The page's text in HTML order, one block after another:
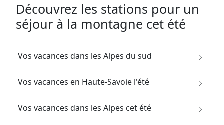
Découvrez les stations pour un
séjour à la montagne cet été
Vos vacances dans les Alpes du sud
Vos vacances en Haute-Savoie l'été
Vos vacances dans les Alpes cet été